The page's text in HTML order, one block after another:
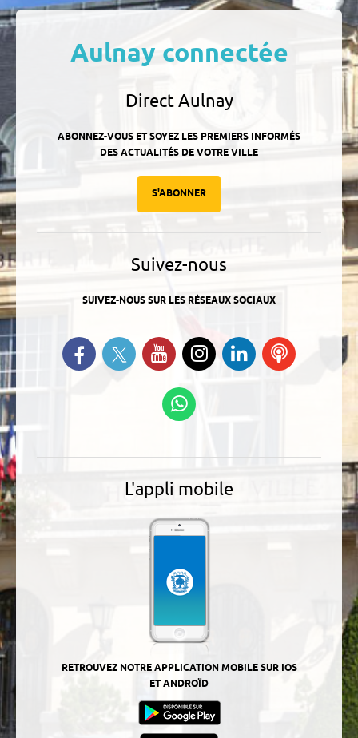
Aulnay connectée
Direct Aulnay
ABONNEZ-VOUS ET SOYEZ LES PREMIERS INFORMÉS
DES ACTUALITÉS DE VOTRE VILLE
S'ABONNER
Suivez-nous
SUIVEZ-NOUS SUR LES RÉSEAUX SOCIAUX
Retrouvez-nous sur Facebook
Suivez-nous sur Twitter
Suivez-nous sur YouTube
Suivez-nous sur
Instagram
Retrouvez-
nous sur
Ecoutez
L'appli mobile
RETROUVEZ NOTRE APPLICATION MOBILE SUR IOS
ET ANDROÏD